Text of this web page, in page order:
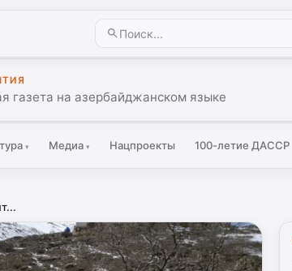
газета на азербайджанском языке
▾ Медиа▾ Нацпроекты 100-летие ДАССР